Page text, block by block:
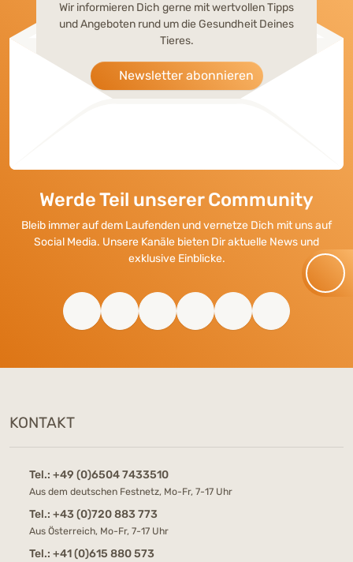
Wir informieren Dich gerne mit wertvollen Tipps
und Angeboten rund um die Gesundheit Deines
Tieres.
Newsletter abonnieren
Werde Teil unserer Community
Bleib immer auf dem Laufenden und vernetze Dich mit uns auf
Social Media. Unsere Kanäle bieten Dir aktuelle News und
exklusive Einblicke.
KONTAKT
Tel.: +49 (0)6504 7433510
Aus dem deutschen Festnetz, Mo-Fr, 7-17 Uhr
Tel.: +43 (0)720 883 773
Aus Österreich, Mo-Fr, 7-17 Uhr
Tel.: +41 (0)615 880 573